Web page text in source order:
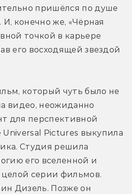
пришёлся по душе
конечно же, «Чёрная
точкой в карьере
его восходящей звездой
который чуть было не
видео, неожиданно
для перспективной
Pictures выкупила
Студия решила
его вселенной и
целой серии фильмов.
Дизель. Позже он